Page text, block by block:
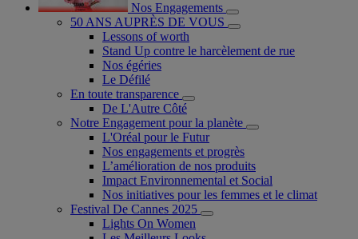
Nos Engagements
50 ANS AUPRÈS DE VOUS
Lessons of worth
Stand Up contre le harcèlement de rue
Nos égéries
Le Défilé
En toute transparence
De L'Autre Côté
Notre Engagement pour la planète
L'Oréal pour le Futur
Nos engagements et progrès
L’amélioration de nos produits
Impact Environnemental et Social
Nos initiatives pour les femmes et le climat
Festival De Cannes 2025
Lights On Women